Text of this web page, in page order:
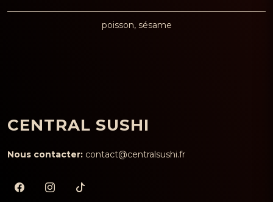
poisson, sésame
CENTRAL SUSHI
Nous contacter: contact@centralsushi.fr